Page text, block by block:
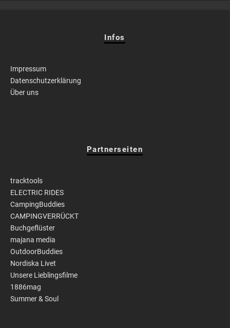
Infos
Impressum
Datenschutzerklärung
Über uns
Partnerseiten
tracktools
ELECTRIC RIDES
CampingBuddies
CAMPINGVERRÜCKT
Buchgeflüster
majana media
OutdoorBuddies
Nordiska Livet
Unsere Lieblingsfilme
1886mag
Summer & Soul